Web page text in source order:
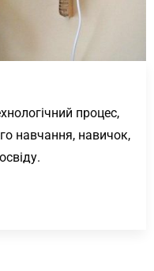
процес,
навчання, навичок,